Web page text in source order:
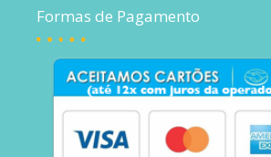
Formas de Pagamento